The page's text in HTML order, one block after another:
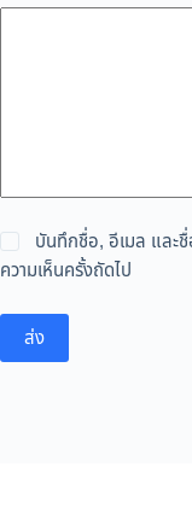
บันทึกชื่อ, อีเมล และชื่
ความเห็นครั้งถัดไป
ส่ง